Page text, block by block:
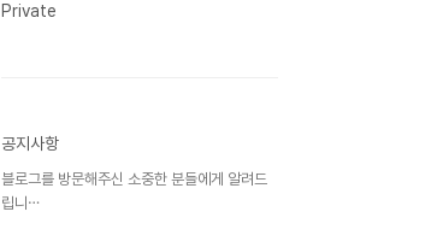
Private
공지사항
블로그를 방문해주신 소중한 분들에게 알려드
립니⋯